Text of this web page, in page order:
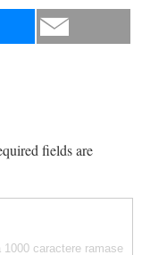
fields are
1000 caractere ramase